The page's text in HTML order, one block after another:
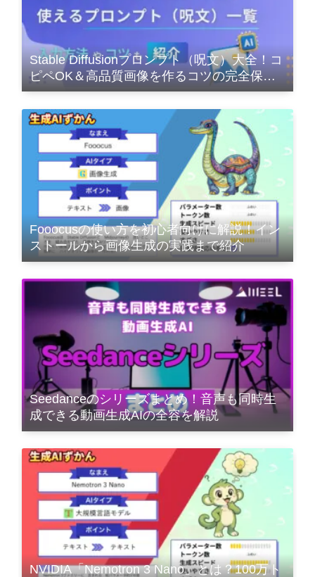
Stable Diffusionプロンプト（呪文）大全！コ
ピペOK＆高品質画像を作るコツの完全保存
版
Fooocusの使い方を初心者向けに解説！イン
ストールから画像生成の実践まで紹介
Seedanceのシリーズまとめ！音声も同時生
成できる動画生成AIの全容を解説
NVIDIA「Nemotron 3 Nano」とは？100万ト